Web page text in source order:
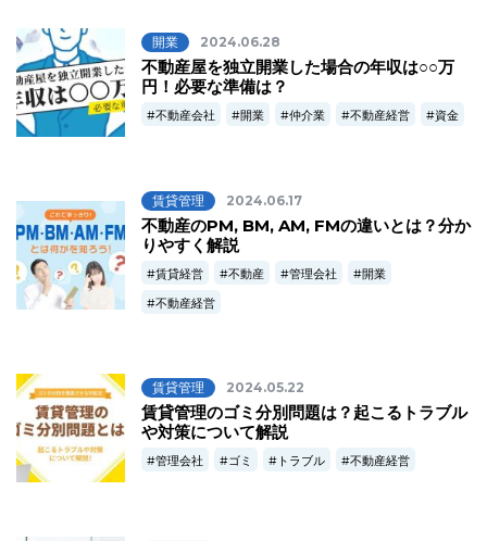
開業 2024.06.28
不動産屋を独立開業した場合の年収は○○万
円！必要な準備は？
不動産会社 開業 仲介業 不動産経営 資金
賃貸管理 2024.06.17
不動産のPM, BM, AM, FMの違いとは？分か
りやすく解説
賃貸経営 不動産 管理会社
開業
不動産経営
賃貸管理 2024.05.22
賃貸管理のゴミ分別問題は？起こるトラブル
や対策について解説
管理会社 ゴミ トラブル 不動産経営